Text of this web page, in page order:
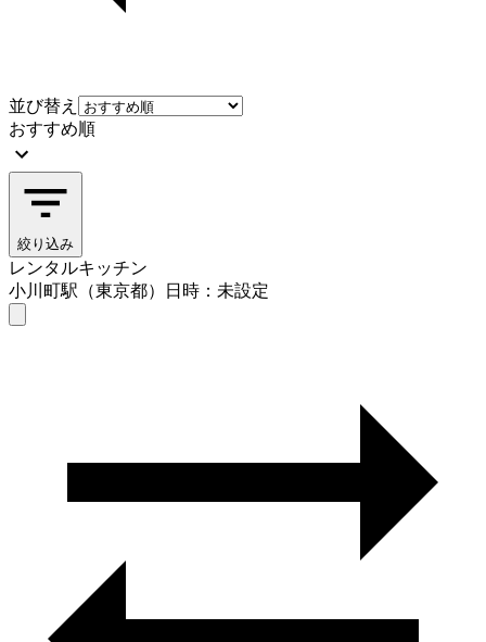
並び替え
おすすめ順
絞り込み
レンタルキッチン
小川町駅（東京都）
日時：未設定